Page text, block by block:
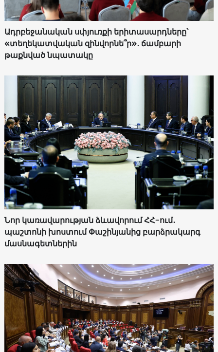
Ադրբեջանական սփյուռքի երիտասարդները՝
«տեղեկատվական զինվորնե՞ր»․ ճամբարի
թաքնված նպատակը
Նոր կառավարության ձևավորում ՀՀ-ում․
պաշտոնի խոստում Փաշինյանից բարձրակարգ
մասնագետներին